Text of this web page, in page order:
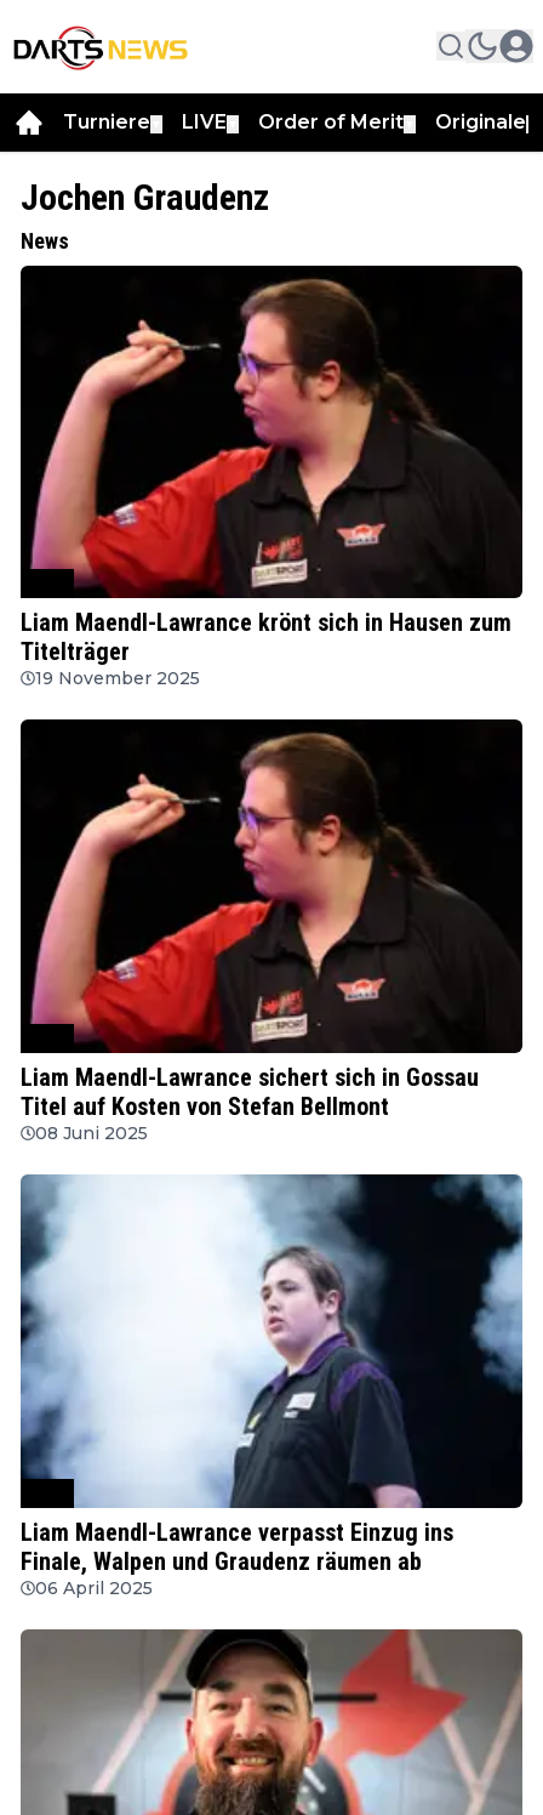
Turniere LIVE Order of Merit Originale
Jochen Graudenz
News
Liam Maendl-Lawrance krönt sich in Hausen zum
Titelträger
19 November 2025
Liam Maendl-Lawrance sichert sich in Gossau
Titel auf Kosten von Stefan Bellmont
08 Juni 2025
Liam Maendl-Lawrance verpasst Einzug ins
Finale, Walpen und Graudenz räumen ab
06 April 2025